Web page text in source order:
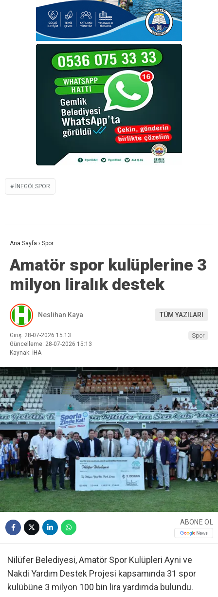
INEGÖLSPOR
Ana Sayfa › Spor
Amatör spor kulüplerine 3
milyon liralık destek
Neslihan Kaya TÜM YAZILARI
Giriş: 28-07-2026 15:13
Güncelleme: 28-07-2026 15:13
Kaynak: İHA
Spor
ABONE OL
Nilüfer Belediyesi, Amatör Spor Kulüpleri Ayni ve
Nakdi Yardım Destek Projesi kapsamında 31 spor
kulübüne 3 milyon 100 bin lira yardımda bulundu.